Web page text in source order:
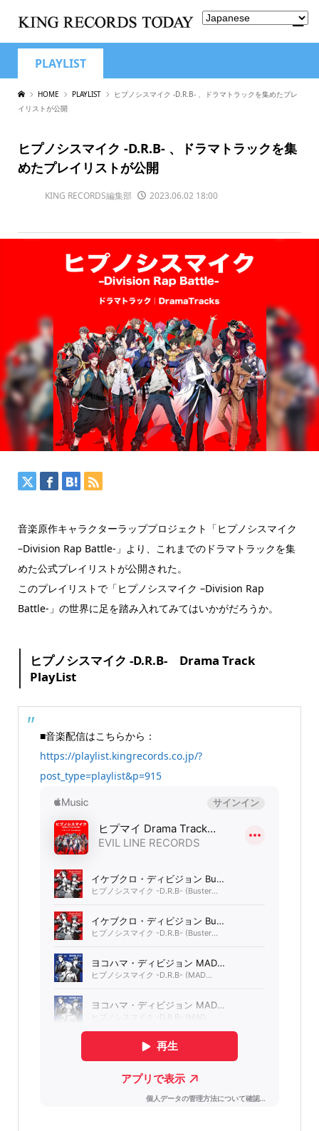
PLAYLIST
HOME PLAYLIST
ヒプノシスマイク -D.R.B- 、ドラマトラックを集めたプレ
イリストが公開
ヒプノシスマイク -D.R.B- 、ドラマトラックを集
めたプレイリストが公開
KING RECORDS編集部 2023.06.02 18:00
音楽原作キャラクターラッププロジェクト「ヒプノシスマイク
–Division Rap Battle-」より、これまでのドラマトラックを集
めた公式プレイリストが公開された。
このプレイリストで「ヒプノシスマイク –Division Rap
Battle-」の世界に足を踏み入れてみてはいかがだろうか。
ヒプノシスマイク -D.R.B- Drama Track
PlayList
■音楽配信はこちらから：
https://playlist.kingrecords.co.jp/?
post_type=playlist&p=915